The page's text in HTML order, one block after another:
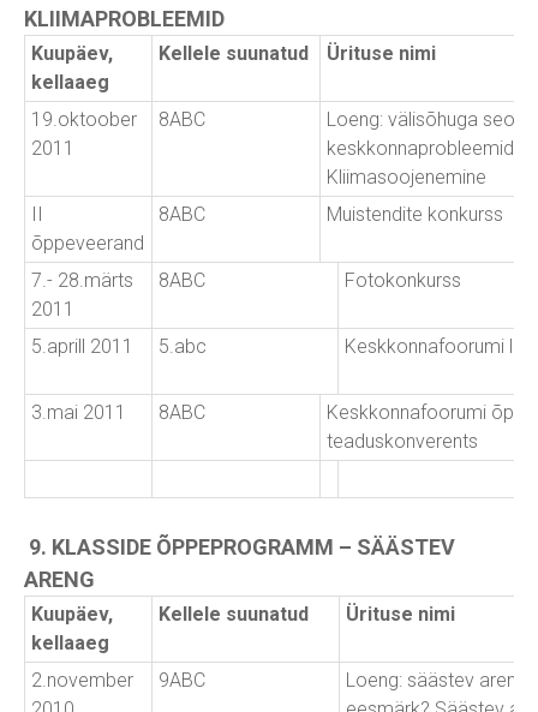
KLIIMAPROBLEEMID
Kuupäev,
kellaaeg
Kellele suunatud Ürituse nimi
19.oktoober
2011
8ABC
Loeng: välisõhuga
keskkonnaprobleemid.
Kliimasoojenemine
II
õppeveerand
8ABC Muistendite konkurss
7.- 28.märts
2011
8ABC Fotokonkurss
5.aprill 2011 5.abc Keskkonnafoorumi
3.mai 2011 8ABC
Keskkonnafoorumi
teaduskonverents
9. KLASSIDE ÕPPEPROGRAMM – SÄÄSTEV
ARENG
Kuupäev,
kellaaeg
Kellele suunatud Ürituse nimi
2.november
9ABC
Loeng: säästev areng